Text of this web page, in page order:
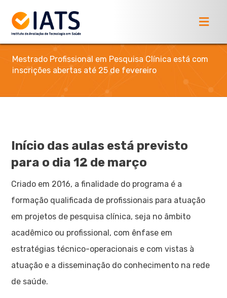
Mestrado Profissional em Pesquisa Clínica está com
inscrições abertas até 25 de fevereiro
Início das aulas está previsto
para o dia 12 de março
Criado em 2016, a finalidade do programa é a
formação qualificada de profissionais para atuação
em projetos de pesquisa clínica, seja no âmbito
acadêmico ou profissional, com ênfase em
estratégias técnico-operacionais e com vistas à
atuação e a disseminação do conhecimento na rede
de saúde.